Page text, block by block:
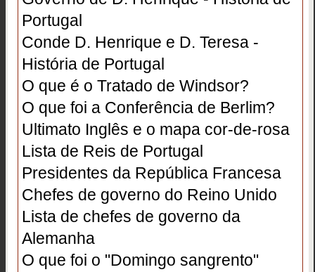
Portugal
Conde D. Henrique e D. Teresa -
História de Portugal
O que é o Tratado de Windsor?
O que foi a Conferência de Berlim?
Ultimato Inglês e o mapa cor-de-rosa
Lista de Reis de Portugal
Presidentes da República Francesa
Chefes de governo do Reino Unido
Lista de chefes de governo da
Alemanha
O que foi o "Domingo sangrento"